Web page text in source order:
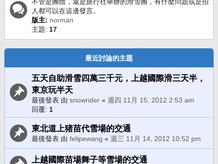
人都可以在這邊發言。
版主: norman
主題: 17
最近討論的主題
五天自助滑雪四萬三千元，上越國際滑三天半，
東京玩半天
最後發表 由 snowrider « 週四 11月 15, 2012 2:53 am
回覆: 1
東北道上猪苗代雪場的交通
最後發表 由 felipewang « 週三 11月 14, 2012 10:52 pm
上越國際苗場舞子等雪場的交通